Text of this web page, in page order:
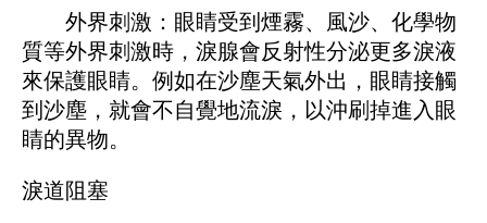
外界刺激：眼睛受到煙霧、風沙、化學物
質等外界刺激時，淚腺會反射性分泌更多淚液
來保護眼睛。例如在沙塵天氣外出，眼睛接觸
到沙塵，就會不自覺地流淚，以沖刷掉進入眼
睛的異物。
淚道阻塞